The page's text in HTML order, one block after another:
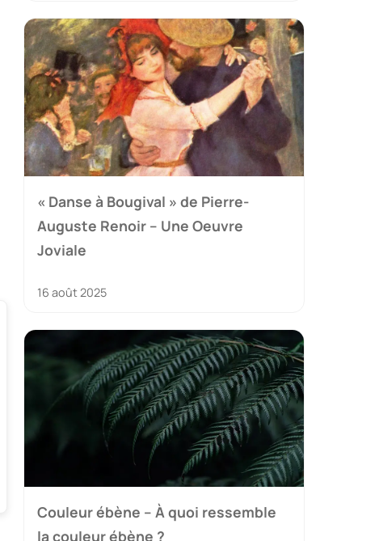
« Danse à Bougival » de Pierre-
Auguste Renoir – Une Oeuvre
Joviale
16 août 2025
Couleur ébène – À quoi ressemble
la couleur ébène ?